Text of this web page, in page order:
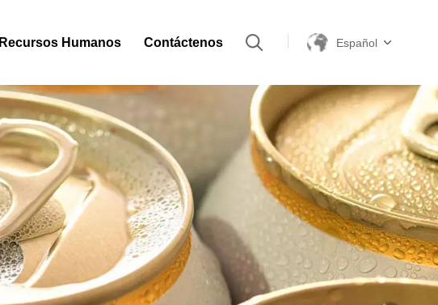
Recursos Humanos Contáctenos Español